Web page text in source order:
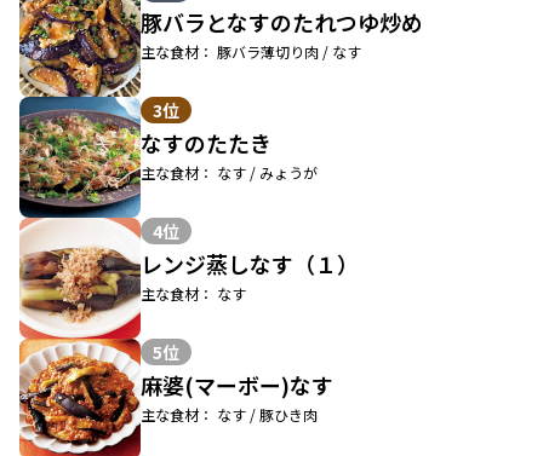
豚バラとなすのたれつゆ炒め
主な食材： 豚バラ薄切り肉 / なす
3位
なすのたたき
主な食材： なす / みょうが
4位
レンジ蒸しなす（１）
主な食材： なす
5位
麻婆(マーボー)なす
主な食材： なす / 豚ひき肉